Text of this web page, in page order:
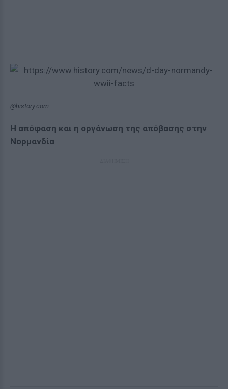
@history.com
Η απόφαση και η οργάνωση της απόβασης στην
Νορμανδία